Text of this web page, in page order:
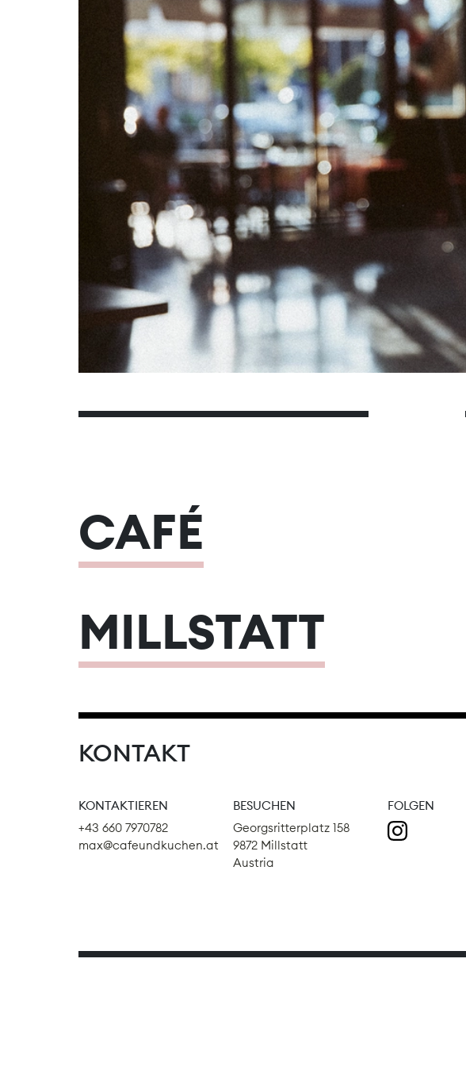
06
07 08
13
14 15
20
21 22
27
28 29
CAFÉ
MILLSTATT
KONTAKT
KONTAKTIEREN
+43 660 7970782
max@cafeundkuchen.at
BESUCHEN
Georgsritterplatz 158
9872 Millstatt
Austria
FOLGEN